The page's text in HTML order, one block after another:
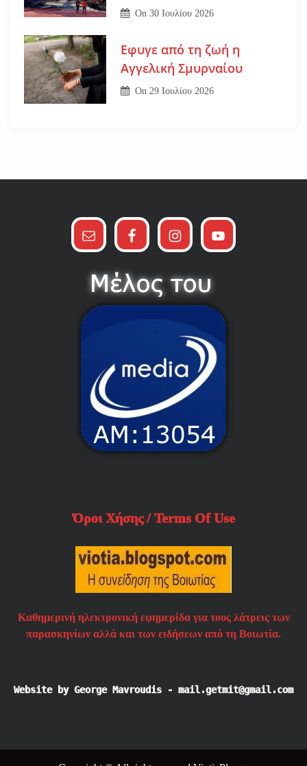
On30 Ιουλίου 2026
Εφυγε από τη ζωή η
Αγγελική Σμυρναίου
On 29 Ιουλίου 2026
Όροι Χήσης / Terms Of Use
Καθημερινή ηλεκτρονική εφημερίδα για τους λάτρεις των
παρασκηνίων αλλά και των ειδήσεων από τη Βοιωτία.
Website by George Mavroudis - mail.getmit@gmail.com